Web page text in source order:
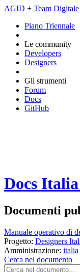
AGID + Team Digitale
Piano Triennale
Le community
Developers
Designers
Gli strumenti
Forum
Docs
GitHub
Docs Italia
Documenti
Manuale operativo di
Progetto: Designers
Amministrazione: italia
Cerca nel documento